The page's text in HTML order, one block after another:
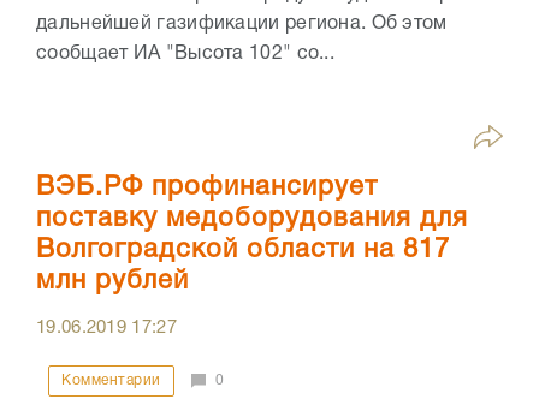
дальнейшей газификации региона. Об этом
сообщает ИА "Высота 102" со...
ВЭБ.РФ профинансирует
поставку медоборудования для
Волгоградской области на 817
млн рублей
19.06.2019 17:27
Комментарии 0